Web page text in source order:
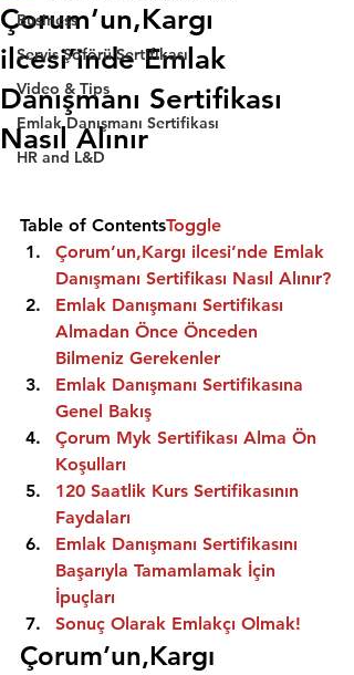
Business
Servis Şöförü Sertifikası
Video & Tips
Emlak Danışmanı Sertifikası
HR and L&D
Çorum’un,Kargı
ilcesi’inde Emlak
Danışmanı Sertifikası
Nasıl Alınır
Table of ContentsToggle
Çorum’un,Kargı ilcesi’nde Emlak
Danışmanı Sertifikası Nasıl Alınır?
Emlak Danışmanı Sertifikası
Almadan Önce Önceden
Bilmeniz Gerekenler
Emlak Danışmanı Sertifikasına
Genel Bakış
Çorum Myk Sertifikası Alma Ön
Koşulları
120 Saatlik Kurs Sertifikasının
Faydaları
Emlak Danışmanı Sertifikasını
Başarıyla Tamamlamak İçin
İpuçları
Sonuç Olarak Emlakçı Olmak!
Çorum’un,Kargı